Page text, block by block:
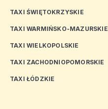
TAXI ŚWIĘTOKRZYSKIE
TAXI WARMIŃSKO-MAZURSKIE
TAXI WIELKOPOLSKIE
TAXI ZACHODNIOPOMORSKIE
TAXI ŁÓDZKIE